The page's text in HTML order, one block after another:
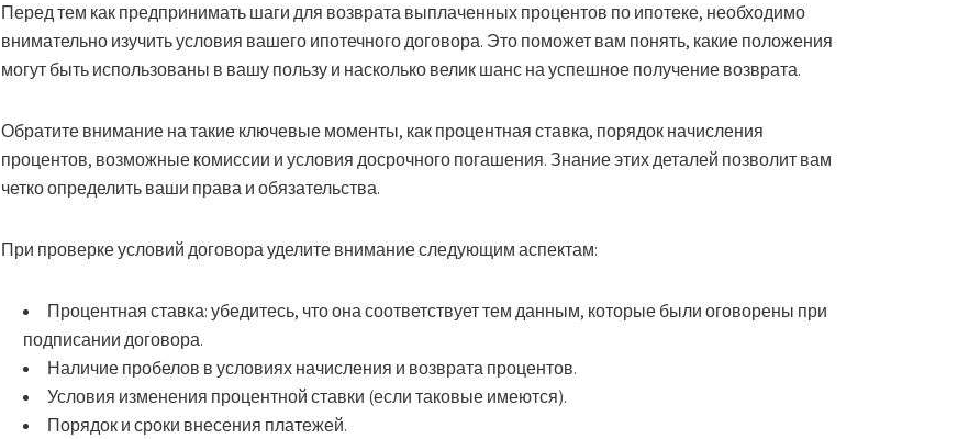
Перед тем как предпринимать шаги для возврата выплаченных процентов по ипотеке, необходимо
внимательно изучить условия вашего ипотечного договора. Это поможет вам понять, какие положения
могут быть использованы в вашу пользу и насколько велик шанс на успешное получение возврата.
Обратите внимание на такие ключевые моменты, как процентная ставка, порядок начисления
процентов, возможные комиссии и условия досрочного погашения. Знание этих деталей позволит вам
четко определить ваши права и обязательства.
При проверке условий договора уделите внимание следующим аспектам:
Процентная ставка: убедитесь, что она соответствует тем данным, которые были оговорены при
подписании договора.
Наличие пробелов в условиях начисления и возврата процентов.
Условия изменения процентной ставки (если таковые имеются).
Порядок и сроки внесения платежей.